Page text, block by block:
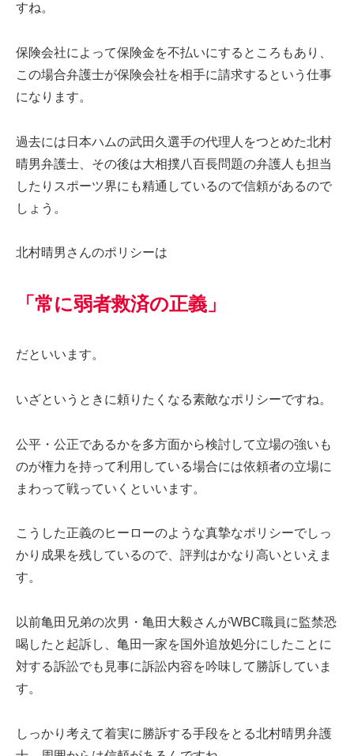
すね。
保険会社によって保険金を不払いにするところもあり、
この場合弁護士が保険会社を相手に請求するという仕事
になります。
過去には日本ハムの武田久選手の代理人をつとめた北村
晴男弁護士、その後は大相撲八百長問題の弁護人も担当
したりスポーツ界にも精通しているので信頼があるので
しょう。
北村晴男さんのポリシーは
「常に弱者救済の正義」
だといいます。
いざというときに頼りたくなる素敵なポリシーですね。
公平・公正であるかを多方面から検討して立場の強いも
のが権力を持って利用している場合には依頼者の立場に
まわって戦っていくといいます。
こうした正義のヒーローのような真摯なポリシーでしっ
かり成果を残しているので、評判はかなり高いといえま
す。
以前亀田兄弟の次男・亀田大毅さんがWBC職員に監禁恐
喝したと起訴し、亀田一家を国外追放処分にしたことに
対する訴訟でも見事に訴訟内容を吟味して勝訴していま
す。
しっかり考えて着実に勝訴する手段をとる北村晴男弁護